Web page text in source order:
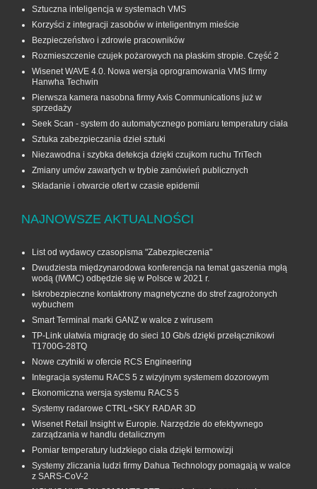
Sztuczna inteligencja w systemach VMS
Korzyści z integracji zasobów w inteligentnym mieście
Bezpieczeństwo i zdrowie pracowników
Rozmieszczenie czujek pożarowych na płaskim stropie. Część 2
Wisenet WAVE 4.0. Nowa wersja oprogramowania VMS firmy
Hanwha Techwin
Pierwsza kamera nasobna firmy Axis Communications już w
sprzedaży
Seek Scan - system do automatycznego pomiaru temperatury ciała
Sztuka zabezpieczania dzieł sztuki
Niezawodna i szybka detekcja dzięki czujkom ruchu TriTech
Zmiany umów zawartych w trybie zamówień publicznych
Składanie i otwarcie ofert w czasie epidemii
NAJNOWSZE AKTUALNOŚCI
List od wydawcy czasopisma "Zabezpieczenia"
Dwudziesta międzynarodowa konferencja na temat gaszenia mgłą
wodą (IWMC) odbędzie się w Polsce w 2021 r.
Iskrobezpieczne kontaktrony magnetyczne do stref zagrożonych
wybuchem
Smart Terminal marki GANZ w walce z wirusem
TP-Link ułatwia migrację do sieci 10 Gb/s dzięki przełącznikowi
T1700G‑28TQ
Nowe czytniki w ofercie RCS Engineering
Integracja systemu RACS 5 z wizyjnym systemem dozorowym
Ekonomiczna wersja systemu RACS 5
Systemy radarowe CTRL+SKY RADAR 3D
Wisenet Retail Insight w Europie. Narzędzie do efektywnego
zarządzania w handlu detalicznym
Pomiar temperatury ludzkiego ciała dzięki termowizji
Systemy zliczania ludzi firmy Dahua Technology pomagają w walce
z SARS-CoV-2